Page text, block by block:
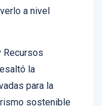
impulsar el
a nivel
la
para la